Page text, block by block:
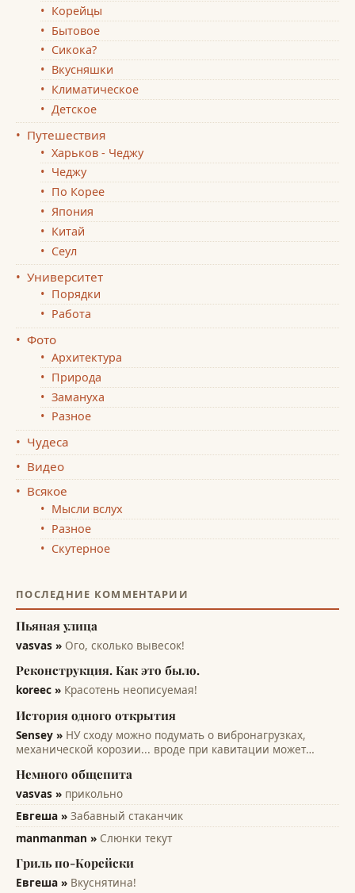
Корейцы
Бытовое
Сикока?
Вкусняшки
Климатическое
Детское
Путешествия
Харьков - Чеджу
Чеджу
По Корее
Япония
Китай
Сеул
Университет
Порядки
Работа
Фото
Архитектура
Природа
Замануха
Разное
Чудеса
Видео
Всякое
Мысли вслух
Разное
Скутерное
ПОСЛЕДНИЕ КОММЕНТАРИИ
Пьяная улица
vasvas » Ого, сколько вывесок!
Реконструкция. Как это было.
koreec » Красотень неописуемая!
История одного открытия
Sensey »
механической корозии... вроде при кавитации может
винтов. Там на микро уровне идет разрушение рабочих
поверхностей. А этот эффект только...
Немного общепита
vasvas » прикольно
Евгеша » Забавный стаканчик
manmanman » Слюнки текут
Гриль по-Корейски
Евгеша » Вкуснятина!